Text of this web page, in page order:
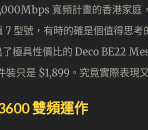
寬頻計畫的香港家庭
型號，有時的確是個值得思
了極具性價比的 Deco BE22
裝只是 $1,899。究竟實際表現
雙頻運作